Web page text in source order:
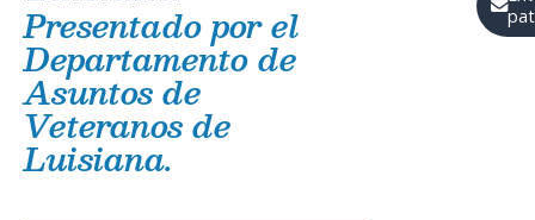
Presentado por el
Departamento de
Asuntos de
Veteranos de
Luisiana.